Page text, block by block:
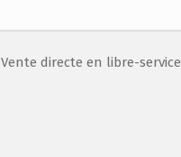
Vente directe en libre-service